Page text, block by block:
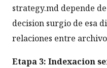
strategy.md depende
decision surgio de esa
relaciones entre
Etapa 3: Indexacion